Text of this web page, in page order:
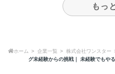
もっ
ホーム 企業一覧 株式会社ワンスター
グ未経験からの挑戦｜ 未経験でもや